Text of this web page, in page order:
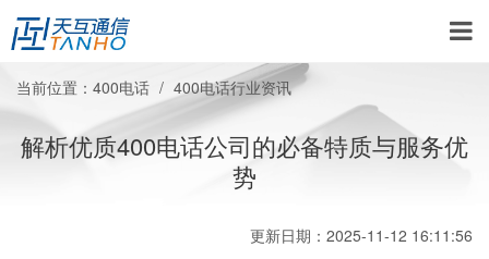
当前位置： 400电话 400电话行业资讯
解析优质400电话公司的必备特质与服务优
势
更新日期：2025-11-12 16:11:56